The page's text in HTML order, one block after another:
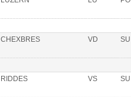
CHEXBRES VD
RIDDES VS